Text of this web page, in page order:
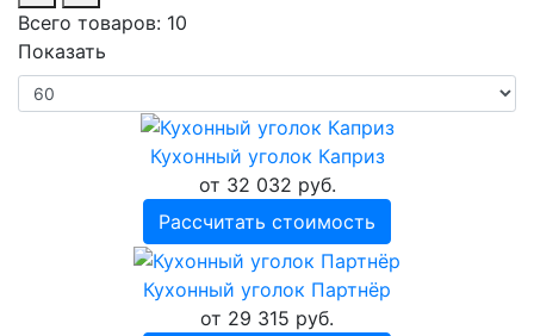
Всего товаров: 10
Показать
Кухонный уголок Каприз
от 32 032 руб.
Рассчитать стоимость
Кухонный уголок Партнёр
от 29 315 руб.